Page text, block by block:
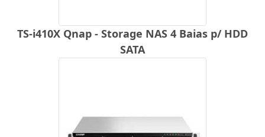
TS-i410X Qnap - Storage NAS 4 Baias p/ HDD
SATA